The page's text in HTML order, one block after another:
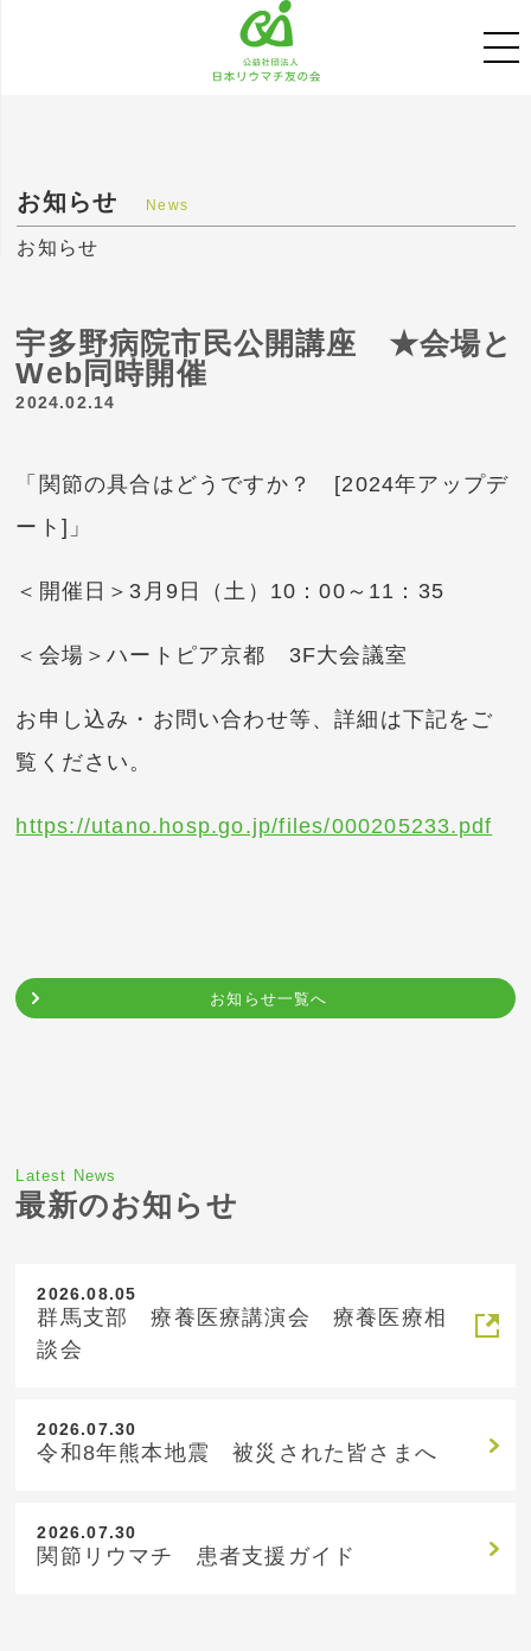
お知らせ News
お知らせ
宇多野病院市民公開講座 ★会場と
Web同時開催
2024.02.14
「関節の具合はどうですか？ [2024年アップデ
ート]」
＜開催日＞3月9日（土）10：00～11：35
＜会場＞ハートピア京都 3F大会議室
お申し込み・お問い合わせ等、詳細は下記をご
覧ください。
https://utano.hosp.go.jp/files/000205233.pdf
お知らせ一覧へ
Latest News
最新のお知らせ
2026.08.05
群馬支部 療養医療講演会 療養医療相
談会
2026.07.30
令和8年熊本地震 被災された皆さまへ
2026.07.30
関節リウマチ 患者支援ガイド